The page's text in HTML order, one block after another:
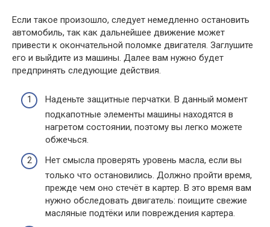
Если такое произошло, следует немедленно остановить
автомобиль, так как дальнейшее движение может
привести к окончательной поломке двигателя. Заглушите
его и выйдите из машины. Далее вам нужно будет
предпринять следующие действия.
Наденьте защитные перчатки. В данный момент
подкапотные элементы машины находятся в
нагретом состоянии, поэтому вы легко можете
обжечься.
Нет смысла проверять уровень масла, если вы
только что остановились. Должно пройти время,
прежде чем оно стечёт в картер. В это время вам
нужно обследовать двигатель: поищите свежие
масляные подтёки или повреждения картера.